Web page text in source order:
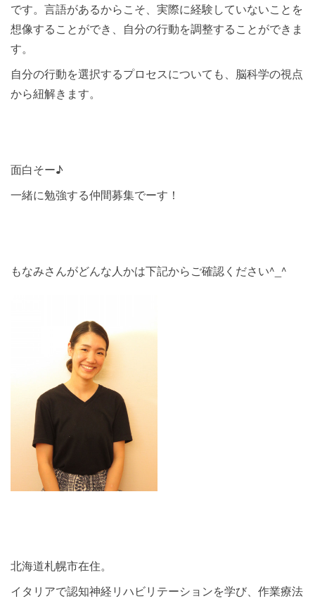
です。言語があるからこそ、実際に経験していないことを
想像することができ、自分の行動を調整することができま
す。
自分の行動を選択するプロセスについても、脳科学の視点
から紐解きます。
面白そー♪
一緒に勉強する仲間募集でーす！
もなみさんがどんな人かは下記からご確認ください^_^
北海道札幌市在住。
イタリアで認知神経リハビリテーションを学び、作業療法